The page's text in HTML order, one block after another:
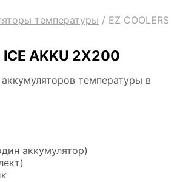
температуры / EZ COOLERS
ICE AKKU 2Х200
температуры в
аккумулятор)